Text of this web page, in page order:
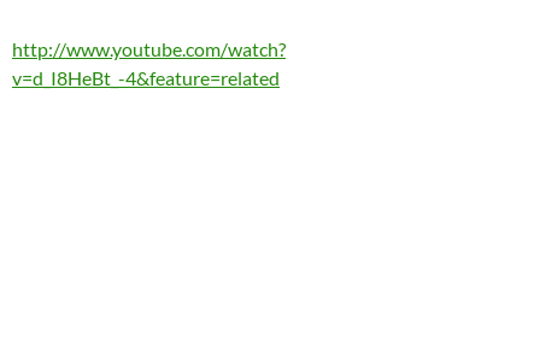
http://www.youtube.com/watch?
v=d_I8HeBt_-4&feature=related